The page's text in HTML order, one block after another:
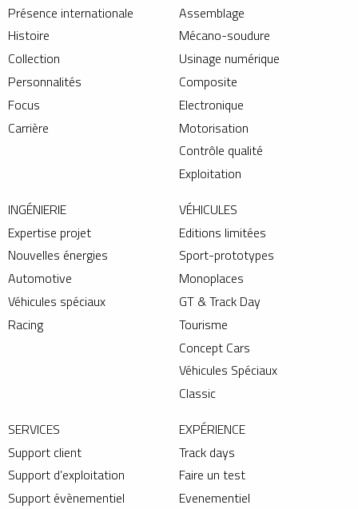
Présence internationale
Histoire
Collection
Personnalités
Focus
Carrière
Assemblage
Mécano-soudure
Usinage numérique
Composite
Electronique
Motorisation
Contrôle qualité
Exploitation
INGÉNIERIE
Expertise projet
Nouvelles énergies
Automotive
Véhicules spéciaux
Racing
VÉHICULES
Editions limitées
Sport-prototypes
Monoplaces
GT & Track Day
Tourisme
Concept Cars
Véhicules Spéciaux
Classic
SERVICES
Support client
Support d’exploitation
Support évènementiel
EXPÉRIENCE
Track days
Faire un test
Evenementiel